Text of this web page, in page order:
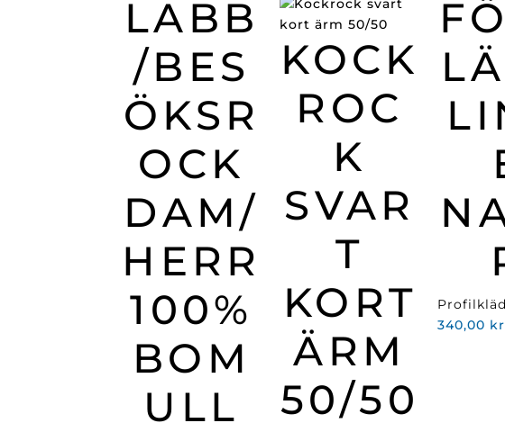
LABB
/BES
ÖKSR
OCK
DAM/
HERR
100%
BOM
ULL
KOCK
ROC
K
SVAR
T
KORT
ÄRM
50/50
340,00 kr